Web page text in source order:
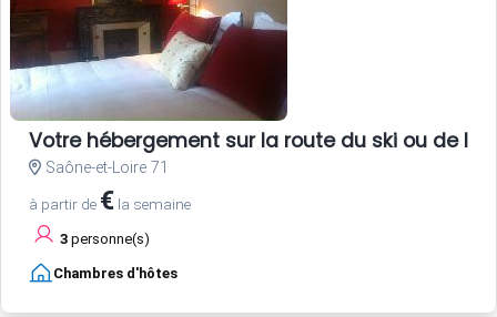
Votre hébergement sur la route du ski ou de la
Saône-et-Loire 71
à partir de € la semaine
3 personne(s)
Chambres d'hôtes